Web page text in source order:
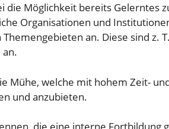
die Möglichkeit bereits Gelerntes
Organisationen und
an. Diese sind z.
Mühe, welche mit hohem Zeit-
und anzubieten.